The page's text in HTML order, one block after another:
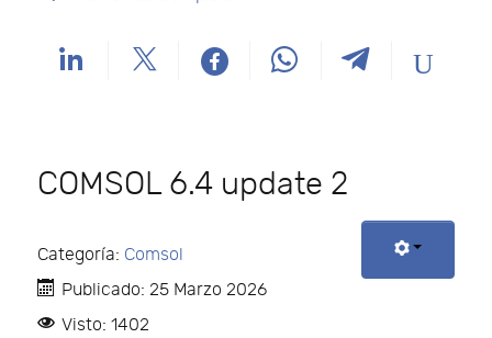
COMSOL 6.4 update 2
Categoría: Comsol
Publicado: 25 Marzo 2026
Visto: 1402